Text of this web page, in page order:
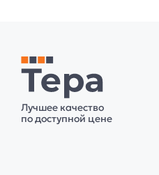
Лучшее качество
по доступной цене